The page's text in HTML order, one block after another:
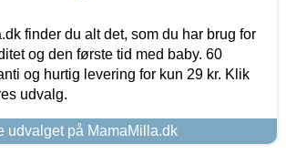
finder du alt det, som du har brug for
og den første tid med baby. 60
og hurtig levering for kun 29 kr. Klik
udvalg.
udvalget på MamaMilla.dk